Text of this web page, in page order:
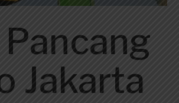
Pancang
Jakarta